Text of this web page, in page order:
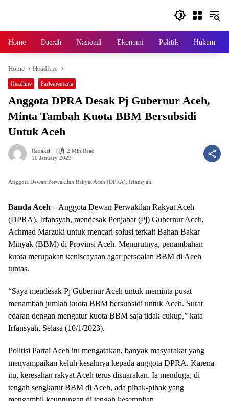
Home Daerah Nasional Ekonomi Politik Hukum
Home Headline
Headline Parlementaria
Anggota DPRA Desak Pj Gubernur Aceh,
Minta Tambah Kuota BBM Bersubsidi
Untuk Aceh
Redaksi
2 Min Read
10 January 2023
Anggota Dewan Perwakilan Rakyat Aceh (DPRA), Irfansyah.
Banda Aceh –Anggota Dewan Perwakilan Rakyat Aceh
(DPRA), Irfansyah, mendesak Penjabat (Pj) Gubernur Aceh,
Achmad Marzuki untuk mencari solusi terkait Bahan Bakar
Minyak (BBM) di Provinsi Aceh. Menurutnya, penambahan
kuota merupakan keniscayaan agar persoalan BBM di Aceh
tuntas.
“Saya mendesak Pj Gubernur Aceh untuk meminta pusat
menambah jumlah kuota BBM bersubsidi untuk Aceh. Surat
edaran dengan mengatur kuota BBM saja tidak cukup,” kata
Irfansyah, Selasa (10/1/2023).
Politisi Partai Aceh itu mengatakan, banyak masyarakat yang
menyampaikan keluh kesahnya kepada anggota DPRA. Karena
itu, keresahan rakyat Aceh terus disuarakan. Ia menduga, di
tengah sengkarut BBM di Aceh, ada pihak-pihak yang